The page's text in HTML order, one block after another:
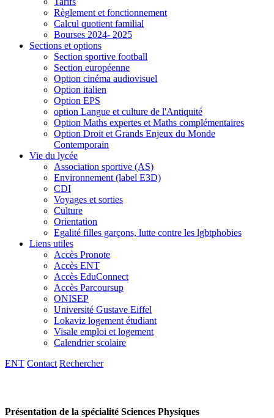
Règlement et fonctionnement
Calcul quotient familial
Bourses 2024- 2025
Sections et options
Section sportive football
Section européenne
Option cinéma audiovisuel
Option italien
Option EPS
option Langue et culture de l'Antiquité
Option Maths expertes et Maths complémentaires
Option Droit et Grands Enjeux du Monde
Contemporain
Vie du lycée
Association sportive (AS)
Environnement (label E3D)
CDI
Voyages et sorties
Culture
Orientation
Egalité filles garçons, lutte contre les lgbtphobies
Liens utiles
Accès Pronote
Accès ENT
Accès EduConnect
Accès Parcoursup
ONISEP
Université Gustave Eiffel
Lokaviz logement étudiant
Visale emploi et logement
Calendrier scolaire
ENT Contact Rechercher
Présentation de la spécialité Sciences Physiques